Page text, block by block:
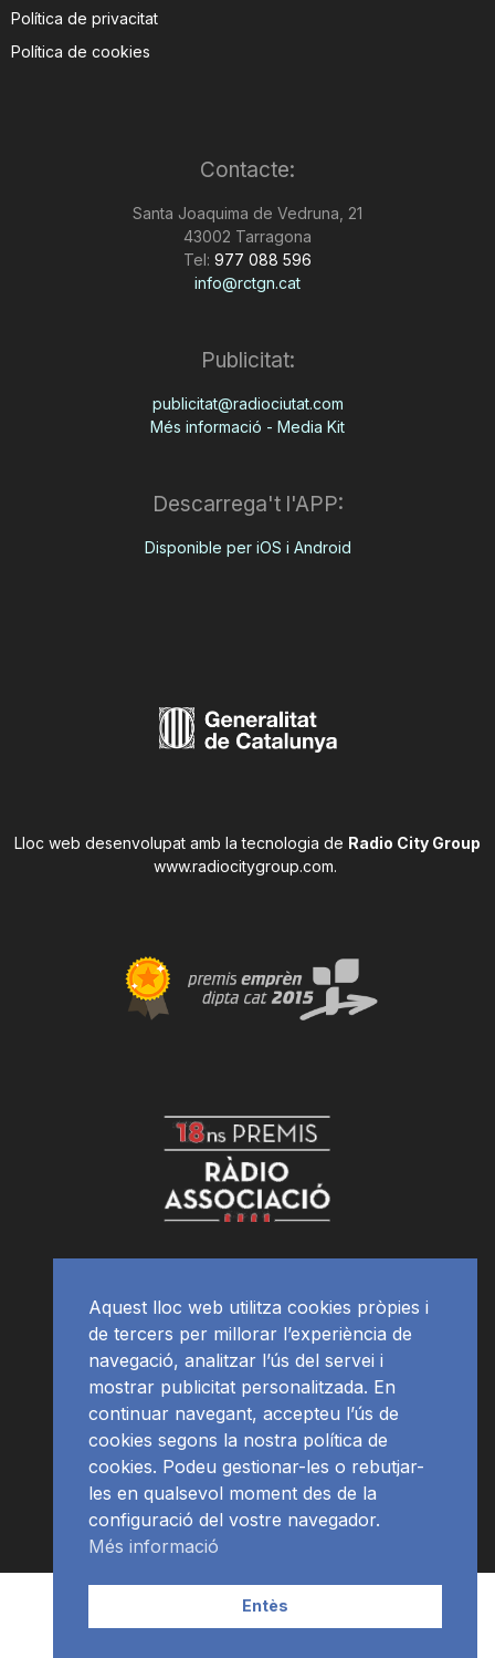
Política de privacitat
Política de cookies
Contacte:
Santa Joaquima de Vedruna, 21
43002 Tarragona
Tel: 977 088 596
info@rctgn.cat
Publicitat:
publicitat@radiociutat.com
Més informació - Media Kit
Descarrega't l'APP:
Disponible per iOS i Android
Lloc web desenvolupat amb la tecnologia de Radio City Group
www.radiocitygroup.com.
APP Programació
Aquest lloc web utilitza cookies pròpies i
de tercers per millorar l’experiència de
navegació, analitzar l’ús del servei i
mostrar publicitat personalitzada. En
continuar navegant, accepteu l’ús de
cookies segons la nostra política de
cookies. Podeu gestionar-les o rebutjar-
les en qualsevol moment des de la
configuració del vostre navegador.
Més informació
Entès